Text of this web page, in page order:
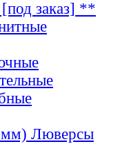
заказ] **
Люверсы